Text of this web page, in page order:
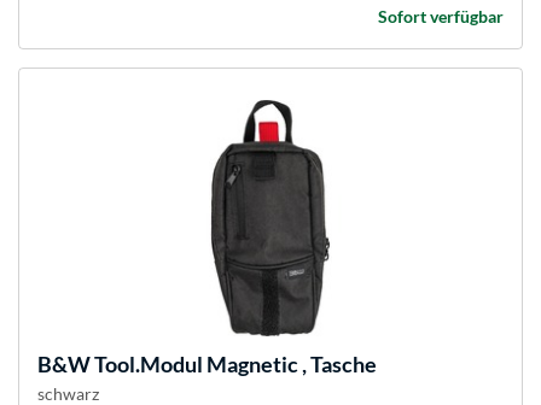
Sofort verfügbar
B&WTool.Modul Magnetic , Tasche
schwarz